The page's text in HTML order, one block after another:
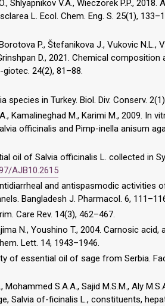
Shlyapnikov V.A., Wieczorek P.P., 2018.
L. Ecol. Chem. Eng. S. 25(1),
P., Štefanikova J., Vukovic N.L.,
D., 2021. Chemical composition
24(2), 81–88.
species in Turkey. Biol. Div. Conserv.
Kamalineghad M., Karimi M., 2009. In
officinalis and Pimp-inella anisum
oil of Salvia officinalis L. collected in
AJB10.2615
and antispasmodic activities
Bangladesh J. Pharmacol. 6,
Care Rev. 14(3), 462–467.
N., Youshino T., 2004. Carnosic acid,
Lett. 14, 1943–1946.
of essential oil of sage from Serbia.
S.A.A., Sajid M.S.M., Aly
Salvia of-ficinalis L., constituents,